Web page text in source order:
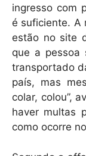
ingresso com
é suficiente. A
estão no site
que a pessoa
transportado
país, mas
colar, colou”,
haver multas
como ocorre